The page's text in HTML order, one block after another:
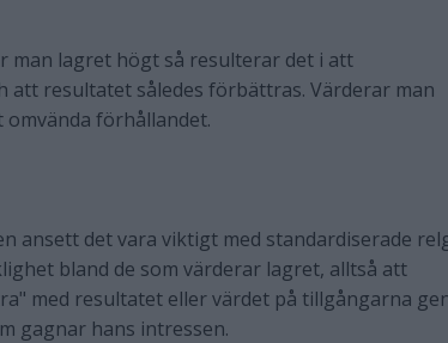
man lagret högt så resulterar det i att
resultatet således förbättras. Värderar man
förhållandet.
ansett det vara viktigt med standardiserade
bland de som värderar lagret, alltså att
med resultatet eller värdet på tillgångarna
gagnar hans intressen.